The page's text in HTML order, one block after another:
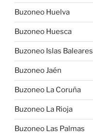
Buzoneo Huelva
Buzoneo Huesca
Buzoneo Islas Baleares
Buzoneo Jaén
Buzoneo La Coruña
Buzoneo La Rioja
Buzoneo Las Palmas